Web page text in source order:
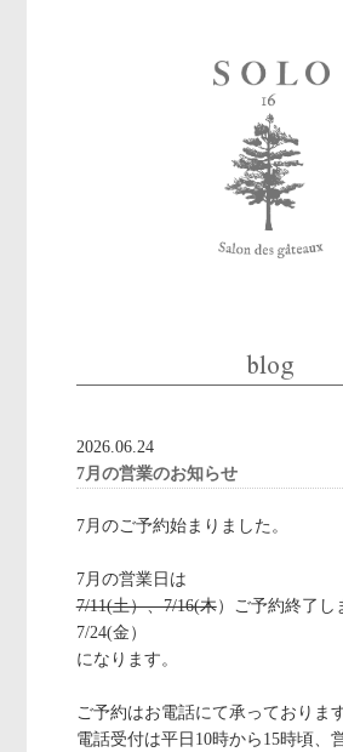
blog
2026.06.24
7月の営業のお知らせ
7月のご予約始まりました。
7月の営業日は
7/11(土）、7/16(木）ご予約終了し
7/24(金）
になります。
ご予約はお電話にて承っております
電話受付は平日10時から15時頃、